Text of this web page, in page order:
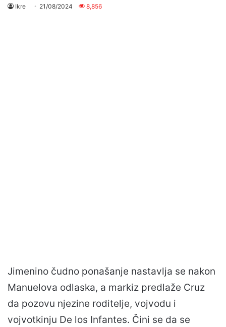
Ikre 21/08/2024 8,856
Jimenino čudno ponašanje nastavlja se nakon
Manuelova odlaska, a markiz predlaže Cruz
da pozovu njezine roditelje, vojvodu i
vojvotkinju De los Infantes. Čini se da se